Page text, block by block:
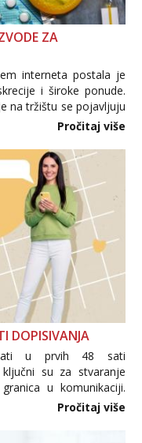
ZA
interneta postala je
i široke ponude.
na tržištu se pojavljuju
internetske
Pročitaj više
DOPISIVANJA
u prvih 48 sati
su za stvaranje
u komunikaciji.
osobnih ili intimnih
još nije zaslužila to
Pročitaj više